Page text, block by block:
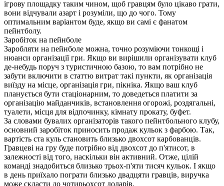
ігрову площадку таким чином, щоб гравцям було цікаво грати,
вони відчували азарт і розуміли, що до чого. Тому
оптимальним варіантом буде, якщо ви самі є фанатом
пейнтболу.
Заробіток на пейнболе
Заробляти на пейнболе можна, точно розуміючи тонкощі і
нюанси організації гри. Якщо ви вирішили організувати клуб
де-небудь поруч з туристичною базою, то вам потрібно не
забути включити в статтю витрат такі пункти, як організація
виїзду на місце, організація гри, пікніка. Якщо ваш клуб
планується бути стаціонарним, то доведеться платити за
організацію майданчиків, встановлення огорожі, роздягальні,
туалети, місця для відпочинку, кімнату прокату, буфет.
За словами бувалих організаторів такого пейнтбольного клубу,
основний заробіток приносить продаж кульок з фарбою. Так,
вартість ста куль становить близько двохсот карбованців.
Гравцеві на гру буде потрібно від двохсот до п'ятисот, в
залежності від того, наскільки він активний. Отже, цілій
команді знадобиться близько трьох-п'яти тисяч кульок. І якщо
в день приїхало пограти близько двадцяти гравців, виручка
може скласти до чотирьохсот доларів.